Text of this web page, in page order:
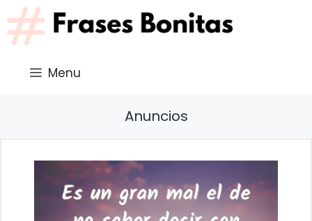
Saltar
al
contenido
Menu
Anuncios